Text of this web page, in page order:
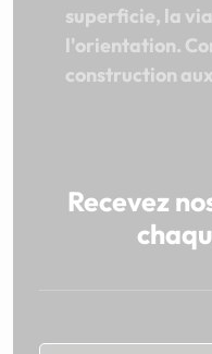
superficie, la
l'orientation.
construction
Recevez